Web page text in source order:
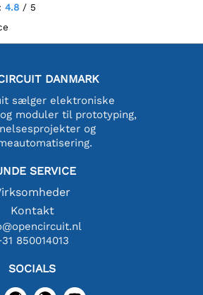
4.8 / 5
DANMARK
sælger elektroniske
moduler til prototyping,
og
SERVICE
Kontakt
850014013
SOCIALS